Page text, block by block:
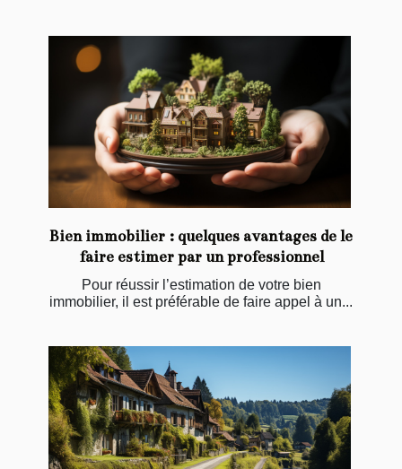
Bien immobilier : quelques avantages de le
faire estimer par un professionnel
Pour réussir l’estimation de votre bien
immobilier, il est préférable de faire appel à un...